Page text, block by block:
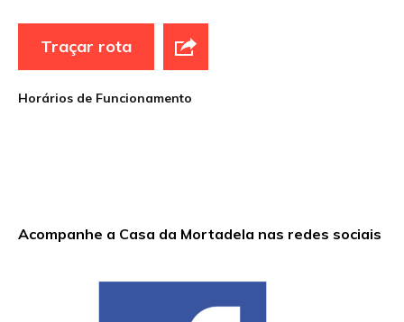
Traçar rota
Horários de Funcionamento
Acompanhe a Casa da Mortadela nas redes sociais